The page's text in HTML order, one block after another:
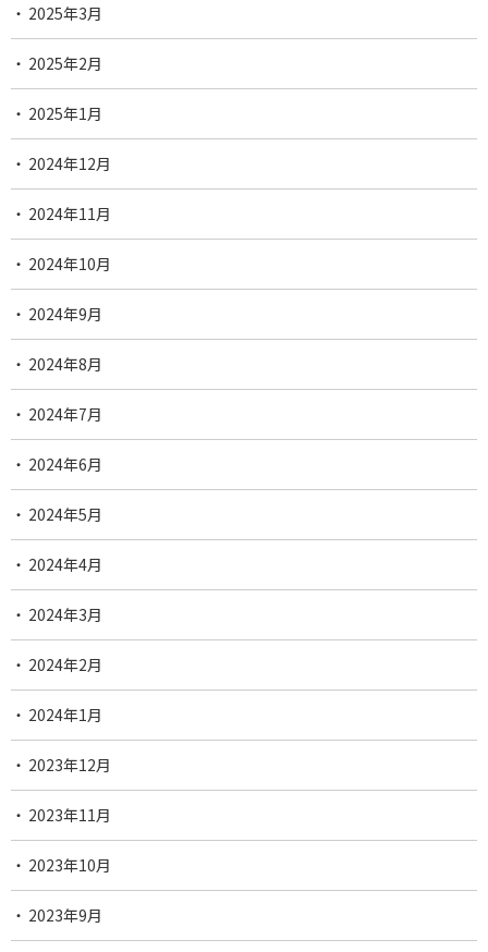
2025年3月
2025年2月
2025年1月
2024年12月
2024年11月
2024年10月
2024年9月
2024年8月
2024年7月
2024年6月
2024年5月
2024年4月
2024年3月
2024年2月
2024年1月
2023年12月
2023年11月
2023年10月
2023年9月